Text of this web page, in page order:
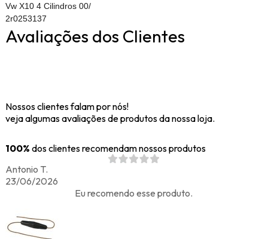
Vw X10 4 Cilindros 00/
2r0253137
Avaliações dos Clientes
Nossos clientes falam por nós!
veja algumas avaliações de produtos da nossa loja.
100% dos clientes recomendam nossos produtos
Antonio T.
23/06/2026
Eu recomendo esse produto.